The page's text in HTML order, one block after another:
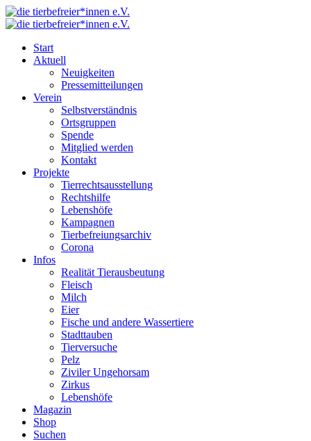
Start
Aktuell
Neuigkeiten
Pressemitteilungen
Verein
Selbstverständnis
Ortsgruppen
Spende
Mitglied werden
Kontakt
Projekte
Tierrechtsausstellung
Rechtshilfe
Lebenshöfe
Kampagnen
Tierbefreiungsarchiv
Corona
Infos
Realität Tierausbeutung
Fleisch
Milch
Eier
Fische und andere Wassertiere
Stadttauben
Tierversuche
Pelz
Ziviler Ungehorsam
Zirkus
Lebenshöfe
Magazin
Shop
Suchen